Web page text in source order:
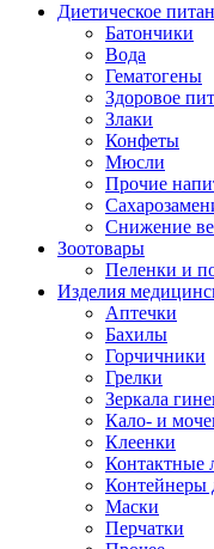
Диетическое
Батончики
Вода
Гематогены
Здоровое
Злаки
Конфеты
Мюсли
Прочие
Снижение
Зоотовары
Пеленки и
Изделия
Аптечки
Бахилы
Горчичники
Грелки
Зеркала
Кало- и
Клеенки
Контактные
Контейнеры
Маски
Перчатки